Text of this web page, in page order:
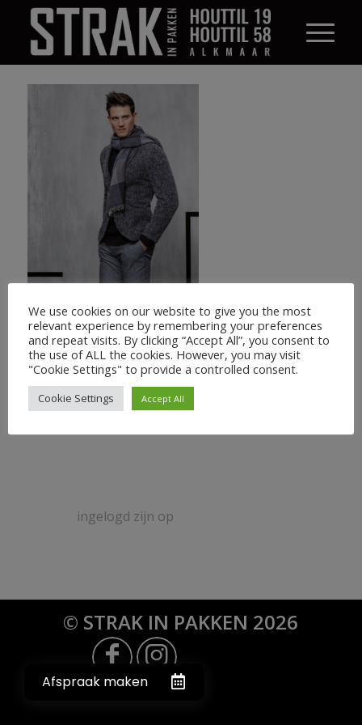
Afspraak maken
0
ANTWOORDEN
Plaats een Reactie
ingelogd zijn op
© STRAK IN PAKKEN 2026
We use cookies on our website to give you the most
relevant experience by remembering your preferences
and repeat visits. By clicking “Accept All”, you consent to
the use of ALL the cookies. However, you may visit
"Cookie Settings" to provide a controlled consent.
Cookie Settings Accept All